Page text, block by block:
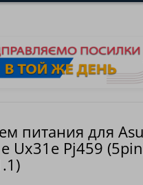
питания для
Ux31e Pj459